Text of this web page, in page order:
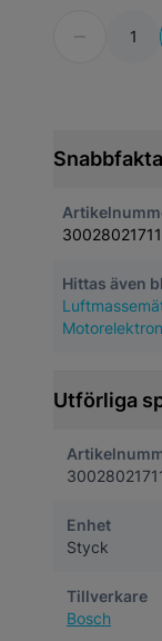
Snabbfakta
Hittas även
Utförliga
Enhet
Styck
Tillverkare
Bosch